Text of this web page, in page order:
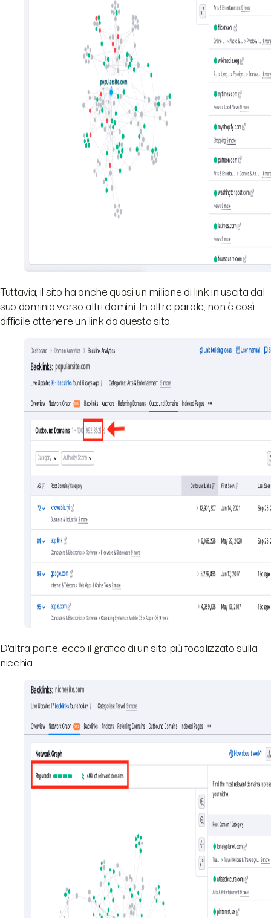
Tuttavia, il sito ha anche quasi un milione di link in uscita dal
suo dominio verso altri domini. In altre parole, non è così
difficile ottenere un link da questo sito.
D'altra parte, ecco il grafico di un sito più focalizzato sulla
nicchia.